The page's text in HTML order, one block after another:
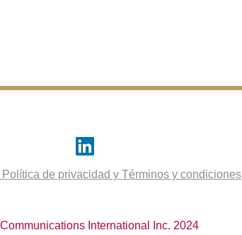
Política de privacidad y Términos y condiciones
International Inc. 2024